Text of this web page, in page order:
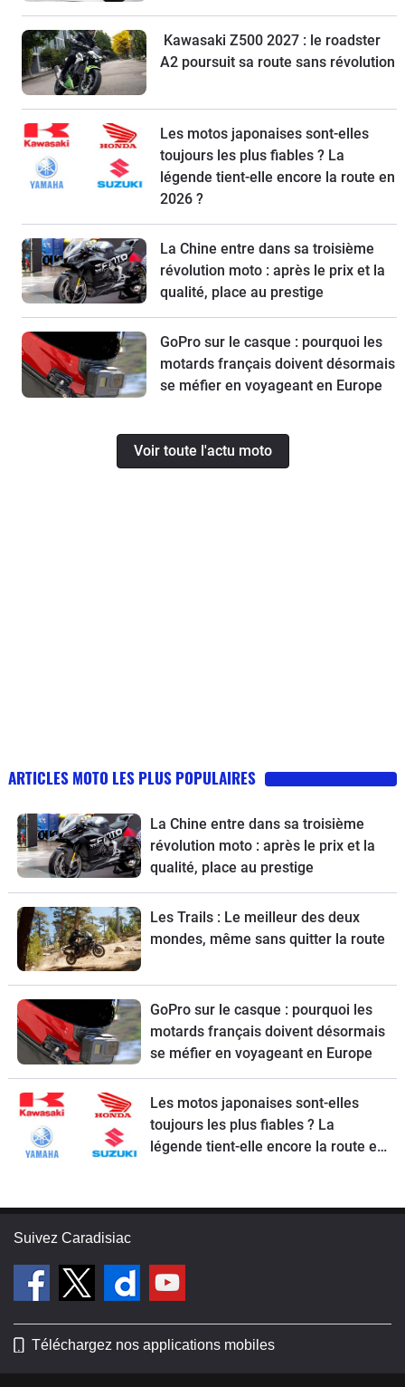
Kawasaki Z500 2027 : le roadster
A2 poursuit sa route sans révolution
Les motos japonaises sont-elles
toujours les plus fiables ? La
légende tient-elle encore la route en
2026 ?
La Chine entre dans sa troisième
révolution moto : après le prix et la
qualité, place au prestige
GoPro sur le casque : pourquoi les
motards français doivent désormais
se méfier en voyageant en Europe
Voir toute l'actu moto
ARTICLES MOTO LES PLUS POPULAIRES
La Chine entre dans sa troisième
révolution moto : après le prix et la
qualité, place au prestige
Les Trails : Le meilleur des deux
mondes, même sans quitter la route
GoPro sur le casque : pourquoi les
motards français doivent désormais
se méfier en voyageant en Europe
Les motos japonaises sont-elles
toujours les plus fiables ? La
légende tient-elle encore la route en
Suivez Caradisiac
Téléchargez nos applications mobiles